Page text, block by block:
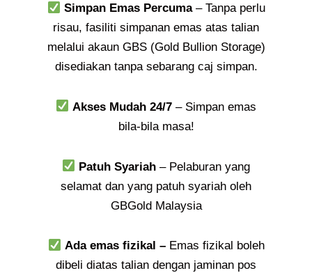
Simpan Emas Percuma – Tanpa perlu
risau, fasiliti simpanan emas atas talian
melalui akaun GBS (Gold Bullion Storage)
disediakan tanpa sebarang caj simpan.
Akses Mudah 24/7 – Simpan emas
bila-bila masa!
Patuh Syariah – Pelaburan yang
selamat dan yang patuh syariah oleh
GBGold Malaysia
Ada emas fizikal –Emas fizikal boleh
dibeli diatas talian dengan jaminan pos